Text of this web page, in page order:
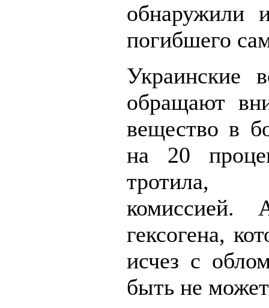
обнаружили
погибшего
Украинские
обращают
вещество в
на 20
тротила,
гексогена,
исчез с
быть не